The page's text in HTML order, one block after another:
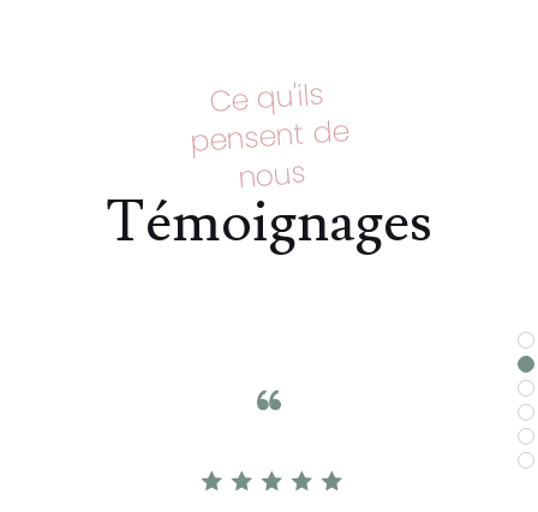
Témoignages
Ce qu'ils
pensent de
nous